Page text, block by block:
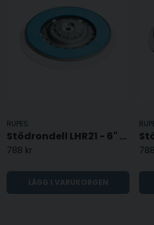
RUPES
Stödrondell LHR21 - 6" (150mm)
788 kr
LÄGG I VARUKORGEN